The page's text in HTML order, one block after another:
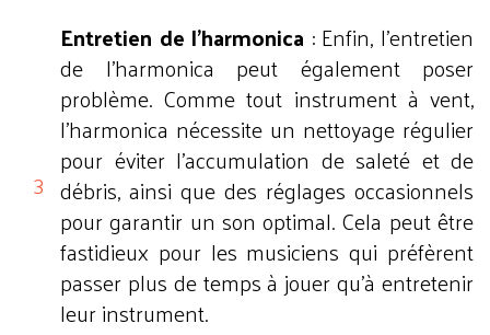
Entretien de l'harmonica : Enfin, l'entretien
de l'harmonica peut également poser
problème. Comme tout instrument à vent,
l'harmonica nécessite un nettoyage régulier
pour éviter l'accumulation de saleté et de
débris, ainsi que des réglages occasionnels
pour garantir un son optimal. Cela peut être
fastidieux pour les musiciens qui préfèrent
passer plus de temps à jouer qu'à entretenir
leur instrument.